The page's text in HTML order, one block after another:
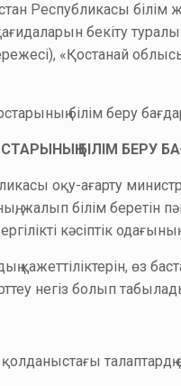
Республикасы білім
бекіту
«Қостанай
білім беру
БІЛІМ
оқу-ағарту
жалып білім
кәсіптік
қажеттіліктерін, өз
негіз болып
талаптардң